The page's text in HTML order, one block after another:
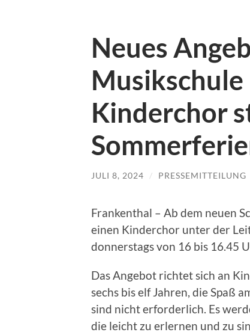
Neues
Kinderchor
JULI 8, 2024 / PRESSEMITTEILUNG
Frankenthal – Ab dem neuen
einen Kinderchor unter der
donnerstags von 16 bis 16.45
Das Angebot richtet sich an
sechs bis elf Jahren, die Spaß
sind nicht erforderlich. Es
die leicht zu erlernen und zu